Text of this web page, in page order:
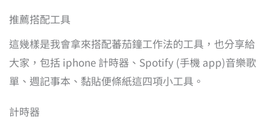
推薦搭配工具
這幾樣是我會拿來搭配蕃茄鐘工作法的工具，也分享給
大家，包括 iphone 計時器、Spotify (手機 app)音樂歌
單、週記事本、黏貼便條紙這四項小工具。
計時器